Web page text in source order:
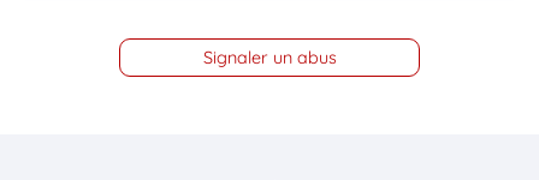
Signaler un abus